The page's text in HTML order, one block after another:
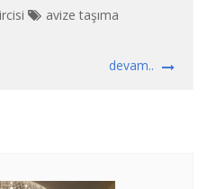
avize taşıma
devam..